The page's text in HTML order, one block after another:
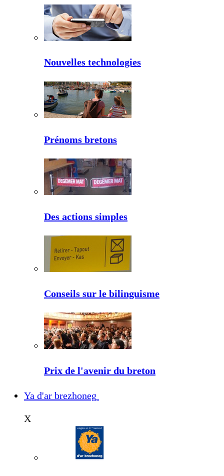
Nouvelles technologies
Prénoms bretons
Des actions simples
Conseils sur le bilinguisme
Prix de l'avenir du breton
Ya d'ar brezhoneg
X